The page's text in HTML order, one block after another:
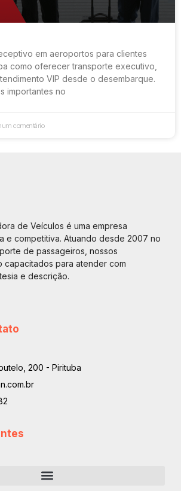
em aeroportos para clientes
como oferecer transporte executivo,
VIP desde o desembarque.
importantes no
comentário
de Veículos é uma empresa
e competitiva. Atuando desde 2007 no
de passageiros, nossos
capacitados para atender com
e descrição.
200 - Pirituba